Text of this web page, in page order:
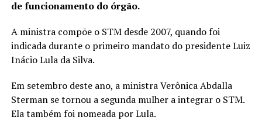
de funcionamento do órgão.
A ministra compõe o STM desde 2007, quando foi
indicada durante o primeiro mandato do presidente Luiz
Inácio Lula da Silva.
Em setembro deste ano, a ministra Verônica Abdalla
Sterman se tornou a segunda mulher a integrar o STM.
Ela também foi nomeada por Lula.